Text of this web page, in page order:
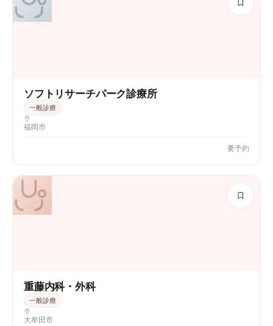
ソフトリサーチパーク診療所
一般診療
福岡市
要予約
重藤内科・外科
一般診療
大牟田市